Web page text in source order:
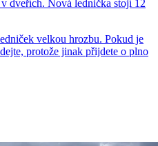
dveřích. Nová lednička stojí 12
velkou hrozbu. Pokud je
protože jinak přijdete o plno